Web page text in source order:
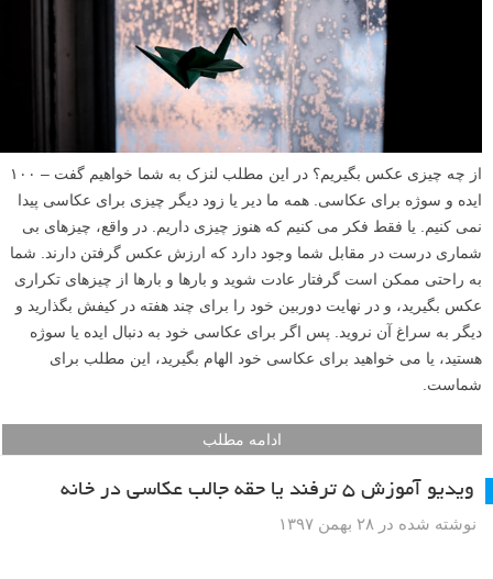
از چه چیزی عکس بگیریم؟ در این مطلب لنزک به شما خواهیم گفت – ۱۰۰
ایده و سوژه برای عکاسی. همه ما دیر یا زود دیگر چیزی برای عکاسی پیدا
نمی کنیم. یا فقط فکر می کنیم که هنوز چیزی داریم. در واقع، چیزهای بی
شماری درست در مقابل شما وجود دارد که ارزش عکس گرفتن دارند. شما
به راحتی ممکن است گرفتار عادت شوید و بارها و بارها از چیزهای تکراری
عکس بگیرید، و در نهایت دوربین خود را برای چند هفته در کیفش بگذارید و
دیگر به سراغ آن نروید. پس اگر برای عکاسی خود به دنبال ایده یا سوژه
هستید، یا می خواهید برای عکاسی خود الهام بگیرید، این مطلب برای
شماست.
ادامه مطلب
ویدیو آموزش ۵ ترفند یا حقه جالب عکاسی در خانه
نوشته شده در ۲۸ بهمن ۱۳۹۷